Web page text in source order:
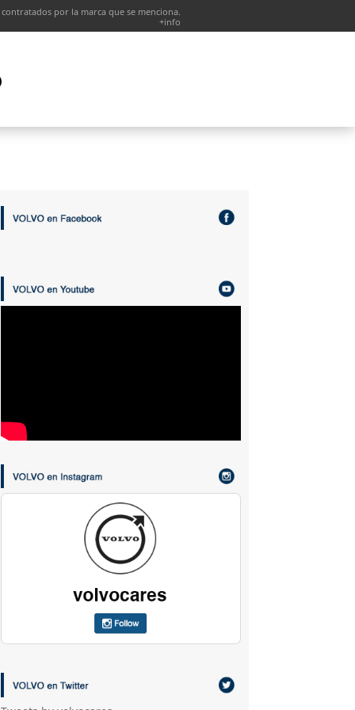
por la marca que se menciona.
+info